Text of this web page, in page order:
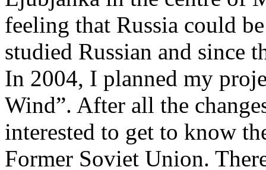
feeling that Russia could
studied Russian and since
In 2004, I planned my
Wind”. After all the
interested to get to know
Former Soviet Union.